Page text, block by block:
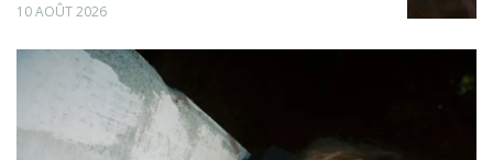
10 AOÛT 2026